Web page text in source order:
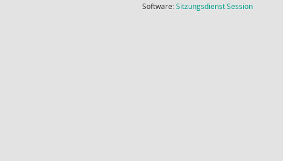
Software:SitzungsdienstSession(Wird in